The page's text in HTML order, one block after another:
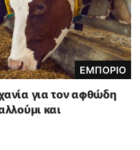
ΕΜΠΟΡΙΟ
για τον αφθώδη
και